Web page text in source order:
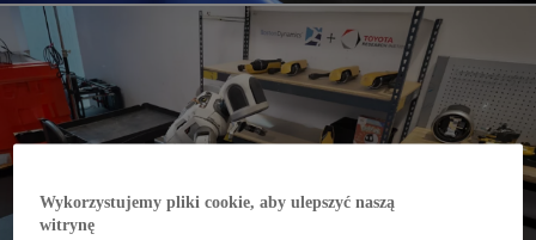
Wykorzystujemy pliki cookie, aby ulepszyć naszą
witrynę